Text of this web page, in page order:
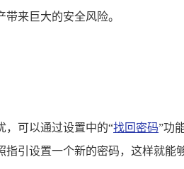
来巨大的安全风险。
，可以通过设置中的“找回密码”功
引设置一个新的密码，这样就